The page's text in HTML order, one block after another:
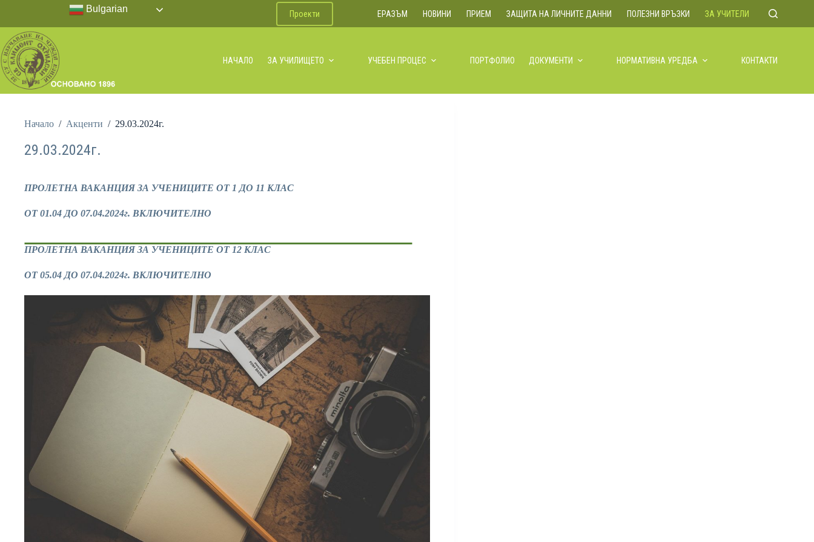
Проекти ЕРАЗЪМ НОВИНИ ПРИЕМ ЗАЩИТА НА ЛИЧНИТЕ ДАННИ ПОЛЕЗНИ ВРЪЗКИ ЗА УЧИТЕЛИ
НАЧАЛО ЗА УЧИЛИЩЕТО УЧЕБЕН ПРОЦЕС ПОРТФОЛИО ДОКУМЕНТИ НОРМАТИВНА УРЕДБА КОНТАКТИ
Начало / Акценти / 29.03.2024г.
29.03.2024г.
ПРОЛЕТНА ВАКАНЦИЯ ЗА УЧЕНИЦИТЕ ОТ 1 ДО 11 КЛАС
ОТ 01.04 ДО 07.04.2024г. ВКЛЮЧИТЕЛНО
ПРОЛЕТНА ВАКАНЦИЯ ЗА УЧЕНИЦИТЕ ОТ 12 КЛАС
ОТ 05.04 ДО 07.04.2024г. ВКЛЮЧИТЕЛНО
Bulgarian